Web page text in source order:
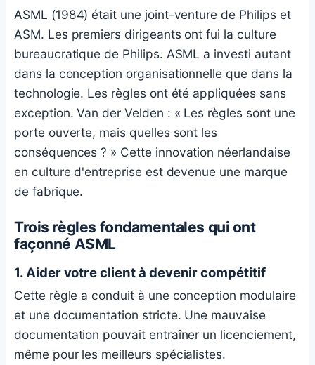
ASML (1984) était une joint-venture de Philips et
ASM. Les premiers dirigeants ont fui la culture
bureaucratique de Philips. ASML a investi autant
dans la conception organisationnelle que dans la
technologie. Les règles ont été appliquées sans
exception. Van der Velden : « Les règles sont une
porte ouverte, mais quelles sont les
conséquences ? » Cette innovation néerlandaise
en culture d'entreprise est devenue une marque
de fabrique.
Trois règles fondamentales qui ont
façonné ASML
1. Aider votre client à devenir compétitif
Cette règle a conduit à une conception modulaire
et une documentation stricte. Une mauvaise
documentation pouvait entraîner un licenciement,
même pour les meilleurs spécialistes.